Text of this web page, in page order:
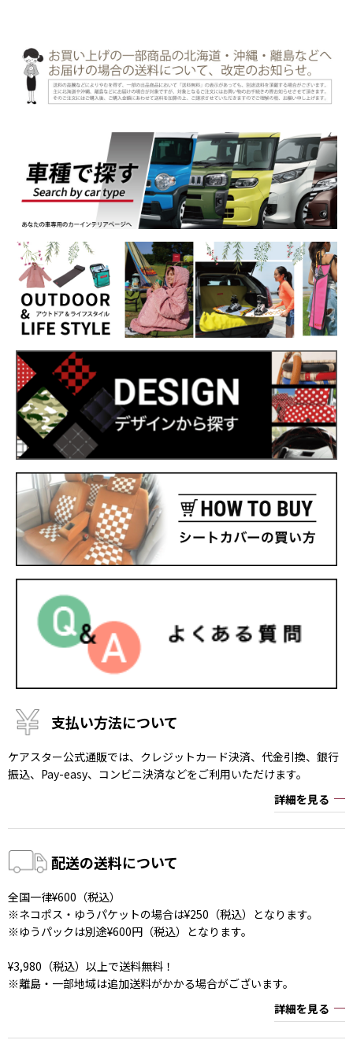
支払い方法について
ケアスター公式通販では、クレジットカード決済、代金引換、銀行
振込、Pay-easy、コンビニ決済などをご利用いただけます。
詳細を見る
配送の送料について
全国一律¥600（税込）
※ネコポス・ゆうパケットの場合は¥250（税込）となります。
※ゆうパックは別途¥600円（税込）となります。
¥3,980（税込）以上で送料無料！
※離島・一部地域は追加送料がかかる場合がございます。
詳細を見る